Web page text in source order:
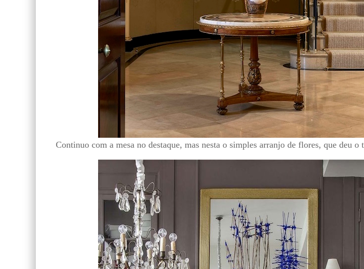
Continuo com a mesa no destaque, mas nesta o simples arranjo de flores, que deu o